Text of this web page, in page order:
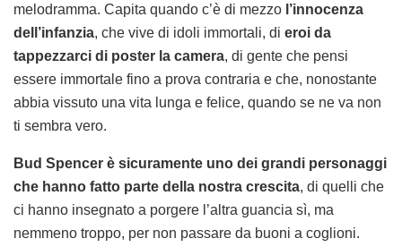
melodramma. Capita quando c’è di mezzo l’innocenza
dell’infanzia, che vive di idoli immortali, di eroi da
tappezzarci di poster la camera, di gente che pensi
essere immortale fino a prova contraria e che, nonostante
abbia vissuto una vita lunga e felice, quando se ne va non
ti sembra vero.
Bud Spencer è sicuramente uno dei grandi personaggi
che hanno fatto parte della nostra crescita, di quelli che
ci hanno insegnato a porgere l’altra guancia sì, ma
nemmeno troppo, per non passare da buoni a coglioni.